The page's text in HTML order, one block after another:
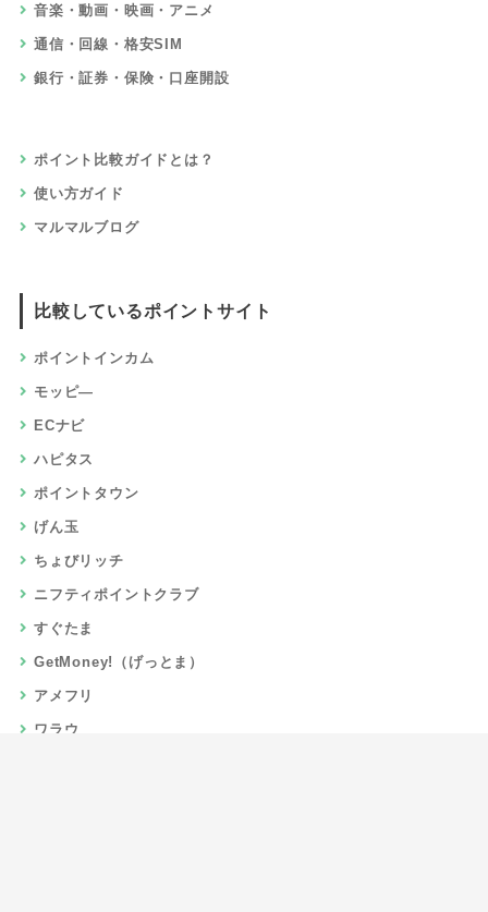
音楽・動画・映画・アニメ
通信・回線・格安SIM
銀行・証券・保険・口座開設
ポイント比較ガイドとは？
使い方ガイド
マルマルブログ
比較しているポイントサイト
ポイントインカム
モッピ―
ECナビ
ハピタス
ポイントタウン
げん玉
ちょびリッチ
ニフティポイントクラブ
すぐたま
GetMoney!（げっとま）
アメフリ
ワラウ